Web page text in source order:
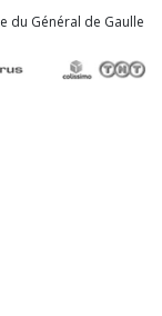
du Général de Gaulle